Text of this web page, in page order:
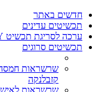
חדשים באתר
תכשיטים עדינים
ערכה לסריגת תכשיט DIY
תכשיטים סרוגים
שרשראות חמסה
קזבלנקה
שרשראות